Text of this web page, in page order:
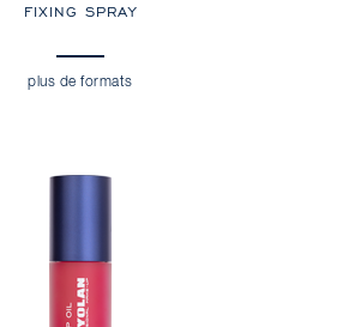
FIXING SPRAY
plus de formats